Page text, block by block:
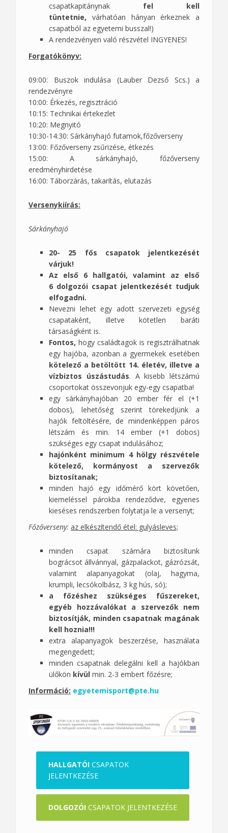
csapatkapitánynak fel kell
tüntetnie, várhatóan hányan érkeznek a
csapatból az egyetemi busszal!)
A rendezvényen való részvétel INGYENES!
Forgatókönyv:
09:00: Buszok indulása (Lauber Dezső Scs.) a
rendezvényre
10:00: Érkezés, regisztráció
10:15: Technikai értekezlet
10:20: Megnyitó
10:30-14:30: Sárkányhajó futamok,főzőverseny
13:00: Főzőverseny zsűrizése, étkezés
15:00: A sárkányhajó, főzőverseny
eredményhirdetése
16:00: Táborzárás, takarítás, elutazás
Versenykiírás:
Sárkányhajó
20- 25 fős csapatok jelentkezését
várjuk!
Az első 6 hallgatói, valamint az első
6 dolgozói csapat jelentkezését tudjuk
elfogadni.
Nevezni lehet egy adott szervezeti egység
csapataként, illetve kötetlen baráti
társaságként is.
Fontos, hogy családtagok is regisztrálhatnak
egy hajóba, azonban a gyermekek esetében
kötelező a betöltött 14. életév, illetve a
vízbiztos úszástudás. A kisebb létszámú
csoportokat összevonjuk egy-egy csapatba!
egy sárkányhajóban 20 ember fér el (+1
dobos), lehetőség szerint törekedjünk a
hajók feltöltésére, de mindenképpen páros
létszám és min. 14 ember (+1 dobos)
szükséges egy csapat indulásához;
hajónként minimum 4 hölgy részvétele
kötelező, kormányost a szervezők
biztosítanak;
minden hajó egy időmérő kört követően,
kiemeléssel párokba rendeződve, egyenes
kieséses rendszerben folytatja le a versenyt;
Főzőverseny: az elkészítendő étel: gulyásleves;
minden csapat számára biztosítunk
bográcsot állvánnyal, gázpalackot, gázrózsát,
valamint alapanyagokat (olaj, hagyma,
krumpli, lecsókolbász, 3 kg hús, só);
a főzéshez szükséges fűszereket,
egyéb hozzávalókat a szervezők nem
biztosítják, minden csapatnak magának
kell hoznia!!!
extra alapanyagok beszerzése, használata
megengedett;
minden csapatnak delegálni kell a hajókban
ülőkön kívül min. 2-3 embert főzésre;
Információ: egyetemisport@pte.hu
HALLGATÓI CSAPATOK
JELENTKEZÉSE
DOLGOZÓI CSAPATOK JELENTKEZÉSE